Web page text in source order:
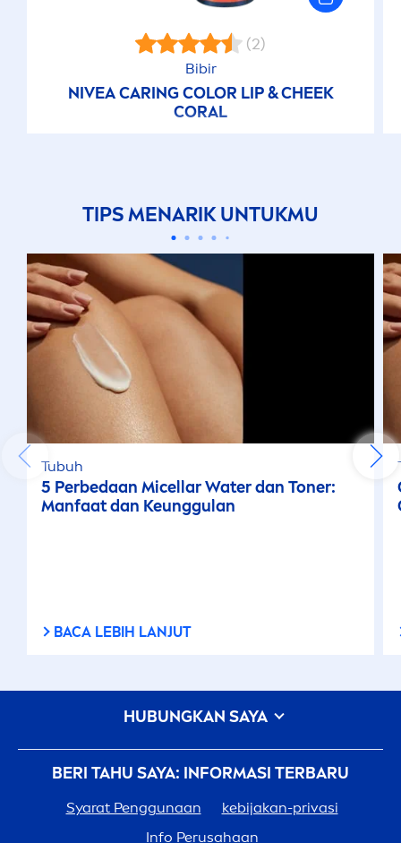
(2)
Bibir
NIVEACARINGCOLOR LIP& CHEEK
CORAL
TIPSMENARIK UNTUKMU
Tubuh
5 Perbedaan Micellar Water dan Toner:
Manfaat dan Keunggulan
BACA LEBIH LANJUT
BERI TAHU SAYA: INFORMASI TERBARU
Syarat Penggunaan
kebijakan-privasi
Info Perusahaan
HUBUNGKAN SAYA